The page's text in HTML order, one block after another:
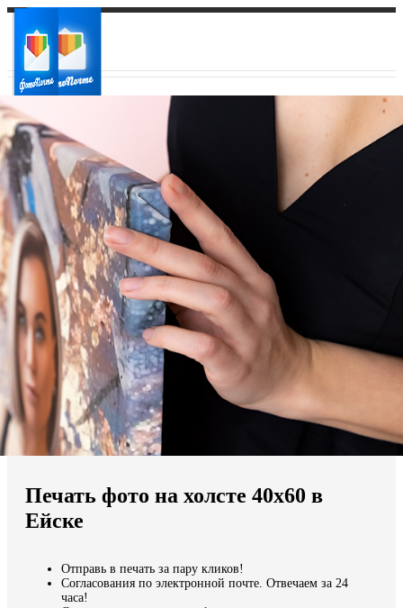
Ваш город:
Ваш регион доставки
Выберите из списка:
Мы доставляем по всему миру
Продолжить без города
Печать фото на холсте 40х60 в
Ейске
Отправь в печать за пару кликов!
Согласования по электронной почте. Отвечаем за 24
часа!